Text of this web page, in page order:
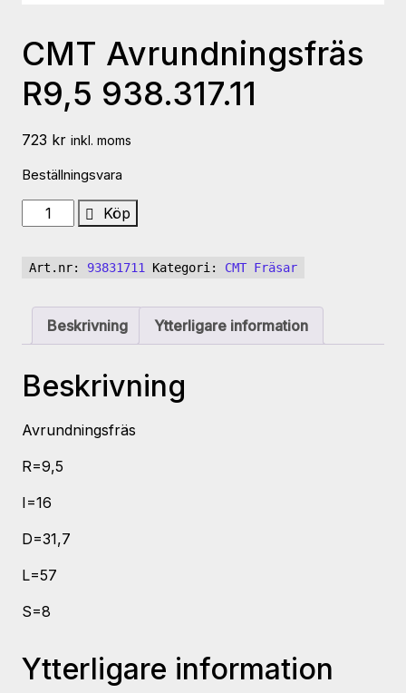
CMT Avrundningsfräs
R9,5 938.317.11
723 kr inkl. moms
Beställningsvara
CMT
Avrundningsfräs
938.317.11
Köp
Art.nr: 93831711 Kategori: CMT Fräsar
Beskrivning Ytterligare information
Beskrivning
Avrundningsfräs
R=9,5
I=16
D=31,7
L=57
S=8
Ytterligare information